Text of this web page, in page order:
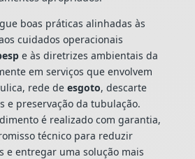
boas práticas alinhadas às
cuidados operacionais
e às diretrizes ambientais da
em serviços que envolvem
rede de esgoto, descarte
e preservação da tubulação.
é realizado com garantia,
técnico para reduzir
e entregar uma solução mais